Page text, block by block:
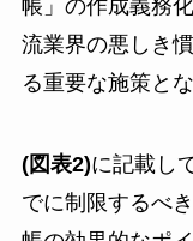
帳」の作成義務
流業界の悪しき
る重要な施策とな
(図表2)に記載し
でに制限するべ